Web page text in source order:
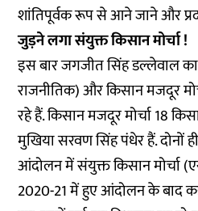
शांतिपूर्वक रूप से आने जाने और
जुड़ने लगा संयुक्त किसान मोर्चा !
इस बार जगजीत सिंह डल्लेवाल
राजनीतिक) और किसान मजदूर
रहे हैं. किसान मजदूर मोर्चा 18
मुखिया सरवण सिंह पंधेर हैं. दोनों
आंदोलन में संयुक्त किसान मोर्चा
2020-21 में हुए आंदोलन के बाद